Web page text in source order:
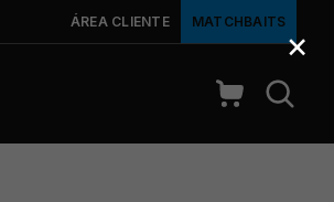
ÁREA CLIENTE MATCHBAITS
×